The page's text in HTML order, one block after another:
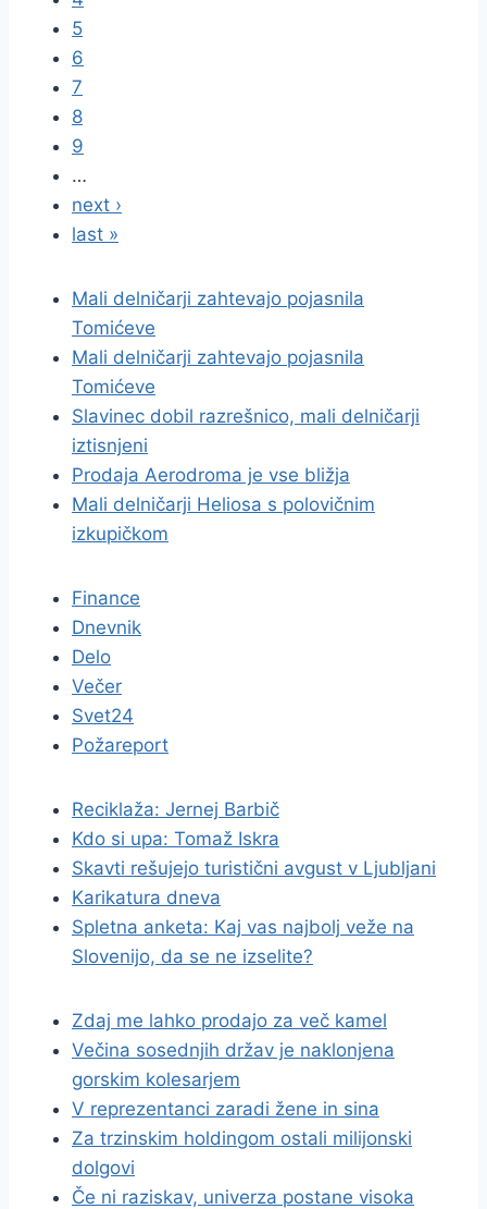
5
6
7
8
9
…
next ›
last »
Mali delničarji zahtevajo pojasnila
Tomićeve
Mali delničarji zahtevajo pojasnila
Tomićeve
Slavinec dobil razrešnico, mali delničarji
iztisnjeni
Prodaja Aerodroma je vse bližja
Mali delničarji Heliosa s polovičnim
izkupičkom
Finance
Dnevnik
Delo
Večer
Svet24
Požareport
Reciklaža: Jernej Barbič
Kdo si upa: Tomaž Iskra
Skavti rešujejo turistični avgust v Ljubljani
Karikatura dneva
Spletna anketa: Kaj vas najbolj veže na
Slovenijo, da se ne izselite?
Zdaj me lahko prodajo za več kamel
Večina sosednjih držav je naklonjena
gorskim kolesarjem
V reprezentanci zaradi žene in sina
Za trzinskim holdingom ostali milijonski
dolgovi
Če ni raziskav, univerza postane visoka